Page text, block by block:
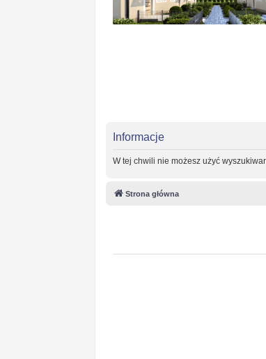
Informacje
W tej chwili nie możesz użyć
Strona główna